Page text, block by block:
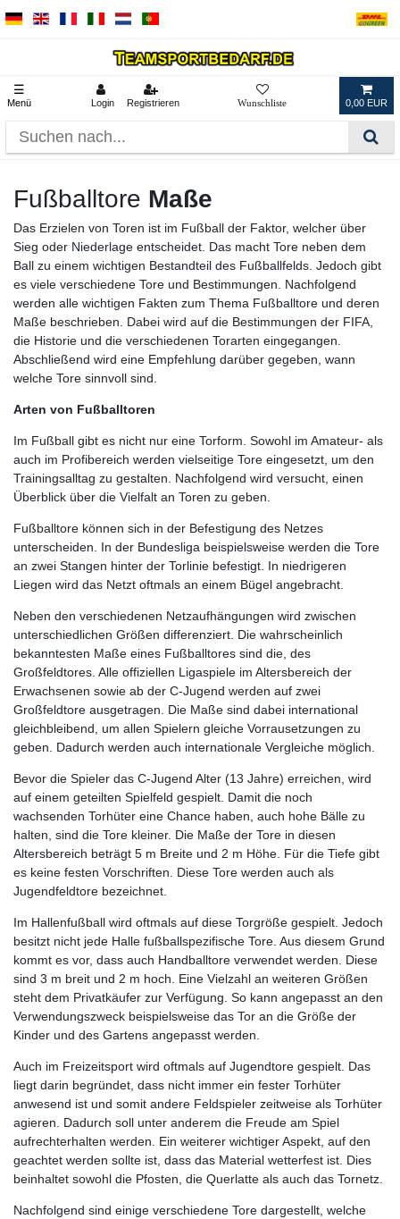
☰
Menü Login Registrieren 0,00 EUR
Fußballtore Maße
Das Erzielen von Toren ist im Fußball der Faktor, welcher über
Sieg oder Niederlage entscheidet. Das macht Tore neben dem
Ball zu einem wichtigen Bestandteil des Fußballfelds. Jedoch gibt
es viele verschiedene Tore und Bestimmungen. Nachfolgend
werden alle wichtigen Fakten zum Thema Fußballtore und deren
Maße beschrieben. Dabei wird auf die Bestimmungen der FIFA,
die Historie und die verschiedenen Torarten eingegangen.
Abschließend wird eine Empfehlung darüber gegeben, wann
welche Tore sinnvoll sind.
Arten von Fußballtoren
Im Fußball gibt es nicht nur eine Torform. Sowohl im Amateur- als
auch im Profibereich werden vielseitige Tore eingesetzt, um den
Trainingsalltag zu gestalten. Nachfolgend wird versucht, einen
Überblick über die Vielfalt an Toren zu geben.
Fußballtore können sich in der Befestigung des Netzes
unterscheiden. In der Bundesliga beispielsweise werden die Tore
an zwei Stangen hinter der Torlinie befestigt. In niedrigeren
Liegen wird das Netzt oftmals an einem Bügel angebracht.
Neben den verschiedenen Netzaufhängungen wird zwischen
unterschiedlichen Größen differenziert. Die wahrscheinlich
bekanntesten Maße eines Fußballtores sind die, des
Großfeldtores. Alle offiziellen Ligaspiele im Altersbereich der
Erwachsenen sowie ab der C-Jugend werden auf zwei
Großfeldtore ausgetragen. Die Maße sind dabei international
gleichbleibend, um allen Spielern gleiche Vorrausetzungen zu
geben. Dadurch werden auch internationale Vergleiche möglich.
Bevor die Spieler das C-Jugend Alter (13 Jahre) erreichen, wird
auf einem geteilten Spielfeld gespielt. Damit die noch
wachsenden Torhüter eine Chance haben, auch hohe Bälle zu
halten, sind die Tore kleiner. Die Maße der Tore in diesen
Altersbereich beträgt 5 m Breite und 2 m Höhe. Für die Tiefe gibt
es keine festen Vorschriften. Diese Tore werden auch als
Jugendfeldtore bezeichnet.
Im Hallenfußball wird oftmals auf diese Torgröße gespielt. Jedoch
besitzt nicht jede Halle fußballspezifische Tore. Aus diesem Grund
kommt es vor, dass auch Handballtore verwendet werden. Diese
sind 3 m breit und 2 m hoch. Eine Vielzahl an weiteren Größen
steht dem Privatkäufer zur Verfügung. So kann angepasst an den
Verwendungszweck beispielsweise das Tor an die Größe der
Kinder und des Gartens angepasst werden.
Auch im Freizeitsport wird oftmals auf Jugendtore gespielt. Das
liegt darin begründet, dass nicht immer ein fester Torhüter
anwesend ist und somit andere Feldspieler zeitweise als Torhüter
agieren. Dadurch soll unter anderem die Freude am Spiel
aufrechterhalten werden. Ein weiterer wichtiger Aspekt, auf den
geachtet werden sollte ist, dass das Material wetterfest ist. Dies
beinhaltet sowohl die Pfosten, die Querlatte als auch das Tornetz.
Nachfolgend sind einige verschiedene Tore dargestellt, welche